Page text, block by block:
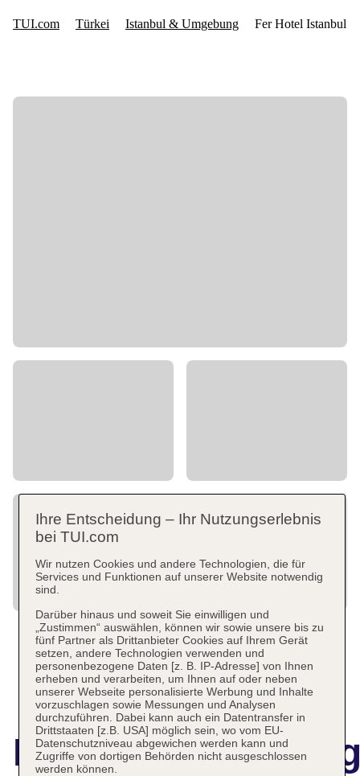
Ihre Entscheidung – Ihr Nutzungserlebnis
bei TUI.com
Wir nutzen Cookies und andere Technologien, die für
Services und Funktionen auf unserer Website notwendig
sind.
Darüber hinaus und soweit Sie einwilligen und
„Zustimmen“ auswählen, können wir sowie unsere bis zu
fünf Partner als Drittanbieter Cookies auf Ihrem Gerät
setzen, andere Technologien verwenden und
personenbezogene Daten [z. B. IP-Adresse] von Ihnen
erheben und verarbeiten, um Ihnen auf oder neben
unserer Webseite personalisierte Werbung und Inhalte
vorzuschlagen sowie Messungen und Analysen
durchzuführen. Dabei kann auch ein Datentransfer in
Drittstaaten [z.B. USA] möglich sein, wo vom EU-
Datenschutzniveau abgewichen werden kann und
Zugriffe von dortigen Behörden nicht ausgeschlossen
werden können.